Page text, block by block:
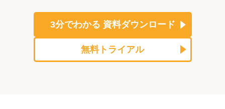
3分でわかる 資料ダウンロード
無料トライアル